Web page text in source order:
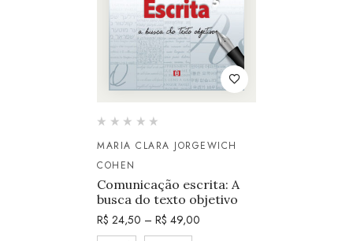
MARIA CLARA JORGEWICH
COHEN
Comunicação escrita: A
busca do texto objetivo
R$ 24,50 – R$ 49,00